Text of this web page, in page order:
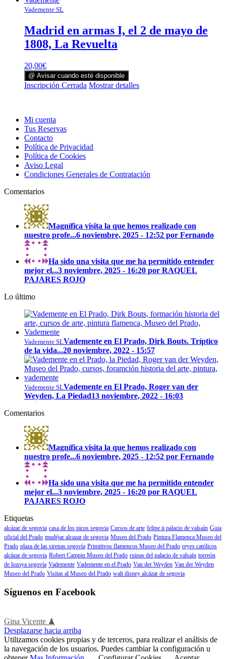
Vademente SL
Madrid en armas I, el 2 de mayo de
1808, La Revuelta
20,00€
@ Avisar cuando esté disponible
Inscripción Cerrada Mostrar detalles
Mi cuenta
Tus Reservas
Contacto
Política de Privacidad
Política de Cookies
Aviso Legal
Condiciones Generales de Contratación
Comentarios
Magnífica visita la que hemos realizado con
nuestro profe...6 noviembre, 2025 - 12:52 por Fernando
Ha sido una visita que me ha permitido entender
mejor el...3 noviembre, 2025 - 16:20 por RAQUEL
PAJARES ROJO
Lo último
Vademente SLVademente en El Prado, Dirk Bouts. Tríptico
de la vida...20 noviembre, 2022 - 15:57
Vademente SLVademente en El Prado, Roger van der
Weyden, La Piedad13 noviembre, 2022 - 16:03
Comentarios
Magnífica visita la que hemos realizado con
nuestro profe...6 noviembre, 2025 - 12:52 por Fernando
Ha sido una visita que me ha permitido entender
mejor el...3 noviembre, 2025 - 16:20 por RAQUEL
PAJARES ROJO
Etiquetas
alcázar de segovia casa de los picos segovia Cursos de arte felipe ii palacio de valsaín Guia
oficial del Prado mudéjar alcazar de segovia Museo del Prado Pintura Flamenca Museo del
Prado plaza de las sirenas segovía Primitivos flamencos Museo del Prado reyes católicos
alcázar de segovia Robert Campin Museo del Prado ruinas del palacio de valsaín torreón
de lozoya segovía Vademente Vademente en el Prado Van der Weyden Van der Weyden
Museo del Prado Visitas al Museo del Prado walt disney alcázar de segovia
Síguenos en Facebook
Gina Vicente ♟
Desplazarse hacia arriba
Utilizamos cookies propias y de terceros, para realizar el análisis de
la navegación de los usuarios. Puedes cambiar la configuración u